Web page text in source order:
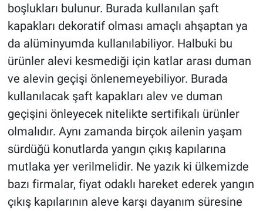
boşlukları bulunur. Burada kullanılan şaft
kapakları dekoratif olması amaçlı ahşaptan ya
da alüminyumda kullanılabiliyor. Halbuki bu
ürünler alevi kesmediği için katlar arası duman
ve alevin geçişi önlenemeyebiliyor. Burada
kullanılacak şaft kapakları alev ve duman
geçişini önleyecek nitelikte sertifikalı ürünler
olmalıdır. Aynı zamanda birçok ailenin yaşam
sürdüğü konutlarda yangın çıkış kapılarına
mutlaka yer verilmelidir. Ne yazık ki ülkemizde
bazı firmalar, fiyat odaklı hareket ederek yangın
çıkış kapılarının aleve karşı dayanım süresine